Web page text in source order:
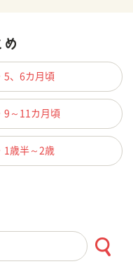
5、6カ月頃
9～11カ月頃
1歳半～2歳